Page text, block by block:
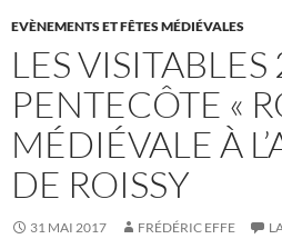
EVÈNEMENTS ET FÊTES MÉDIÉVALES
LES
PENTECÔTE «
MÉDIÉVALE À
DE ROISSY
31 MAI 2017 FRÉDÉRIC EFFE